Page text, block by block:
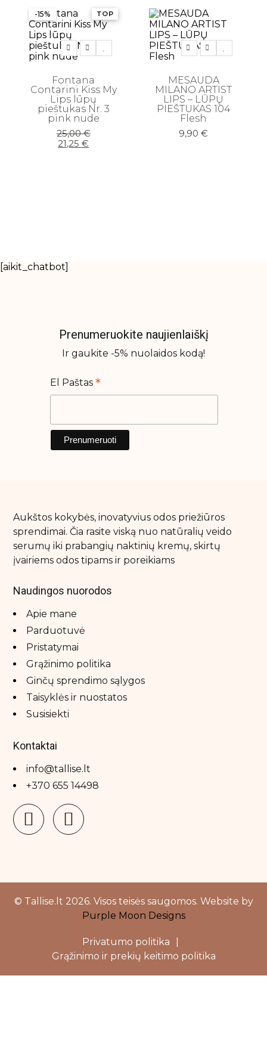
-15% TOP
Fontana
Contarini Kiss My
Lips lūpų
pieštukas Nr. 3
pink nude
25,00€
Original
price
21,25€
Current
price
MESAUDA
MILANO ARTIST
LIPS – LŪPŲ
PIEŠTUKAS 104
Flesh
9,90€
[aikit_chatbot]
Prenumeruokite naujienlaiškį
Ir gaukite -5% nuolaidos kodą!
El Paštas *
Aukštos kokybės, inovatyvius odos priežiūros
sprendimai. Čia rasite viską nuo natūralių veido
serumų iki prabangių naktinių kremų, skirtų
įvairiems odos tipams ir poreikiams
Naudingos nuorodos
Apie mane
Parduotuvė
Pristatymai
Grąžinimo politika
Ginčų sprendimo sąlygos
Taisyklės ir nuostatos
Susisiekti
Kontaktai
info@tallise.lt
+370 655 14498
© Tallise.lt 2026. Visos teisės saugomos. Website by
Purple Moon Designs
Privatumo politika
Grąžinimo ir prekių keitimo politika